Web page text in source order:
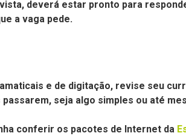
deverá estar pronto para
a vaga pede.
e de digitação, revise seu
seja algo simples ou até
conferir os pacotes de Internet da